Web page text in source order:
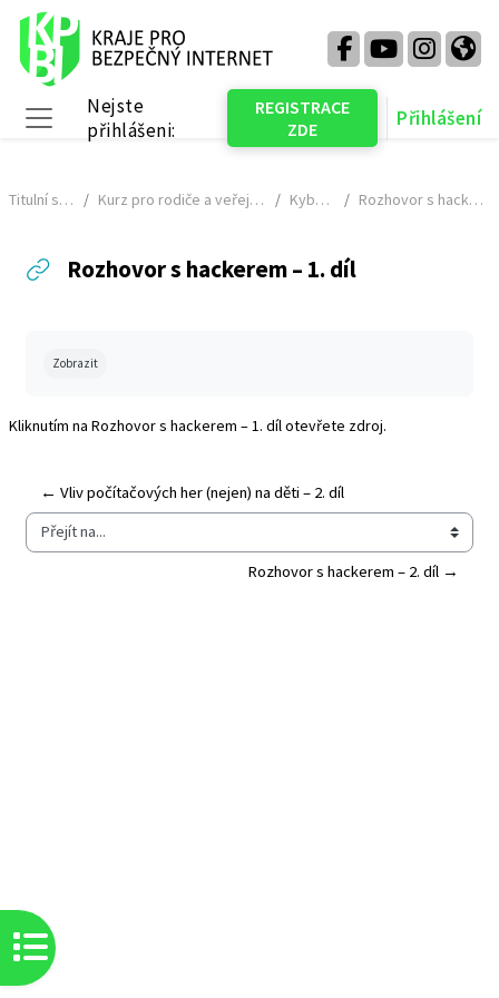
Přejít k hlavnímu obsahu
Boční panel
Nejste
přihlášeni:
REGISTRACE
ZDE
Přihlášení
Otevřít indexu kurzu
Titulní stránka Kurz pro rodiče a veřejnost - NÁHLED KyberGuru Rozhovor s hackerem – 1. díl
Rozhovor s hackerem – 1. díl
Zobrazit
Kliknutím na Rozhovor s hackerem – 1. dílotevřete zdroj.
← Vliv počítačových her (nejen) na děti – 2. díl
Přejít na...
Rozhovor s hackerem – 2. díl →